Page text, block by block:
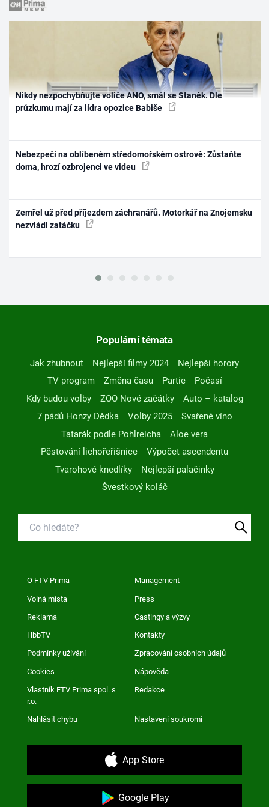
Nikdy nezpochybňujte voliče ANO, smál se Staněk. Dle
průzkumu mají za lídra opozice Babiše
Nebezpečí na oblíbeném středomořském ostrově: Zůstaňte
doma, hrozí ozbrojenci ve videu
Zemřel už před příjezdem záchranářů. Motorkář na Znojemsku
nezvládl zatáčku
Populární témata
Jak zhubnout Nejlepší filmy 2024
Nejlepší horory
TV program
Změna času Partie
Počasí
Kdy budou volby
ZOO Nové začátky
Auto – katalog
7 pádů Honzy Dědka
Volby 2025
Svařené víno
Tatarák podle Pohlreicha
Aloe vera
Pěstování lichořeřišnice
Výpočet ascendentu
Tvarohové knedlíky
Nejlepší palačinky
Švestkový koláč
O FTV Prima Management
Volná místa Press
Reklama Castingy a výzvy
HbbTV Kontakty
Podmínky užívání Zpracování osobních údajů
Cookies Nápověda
Vlastník FTV Prima spol. s
r.o.
Redakce
Nahlásit chybu Nastavení soukromí
App Store
Google Play